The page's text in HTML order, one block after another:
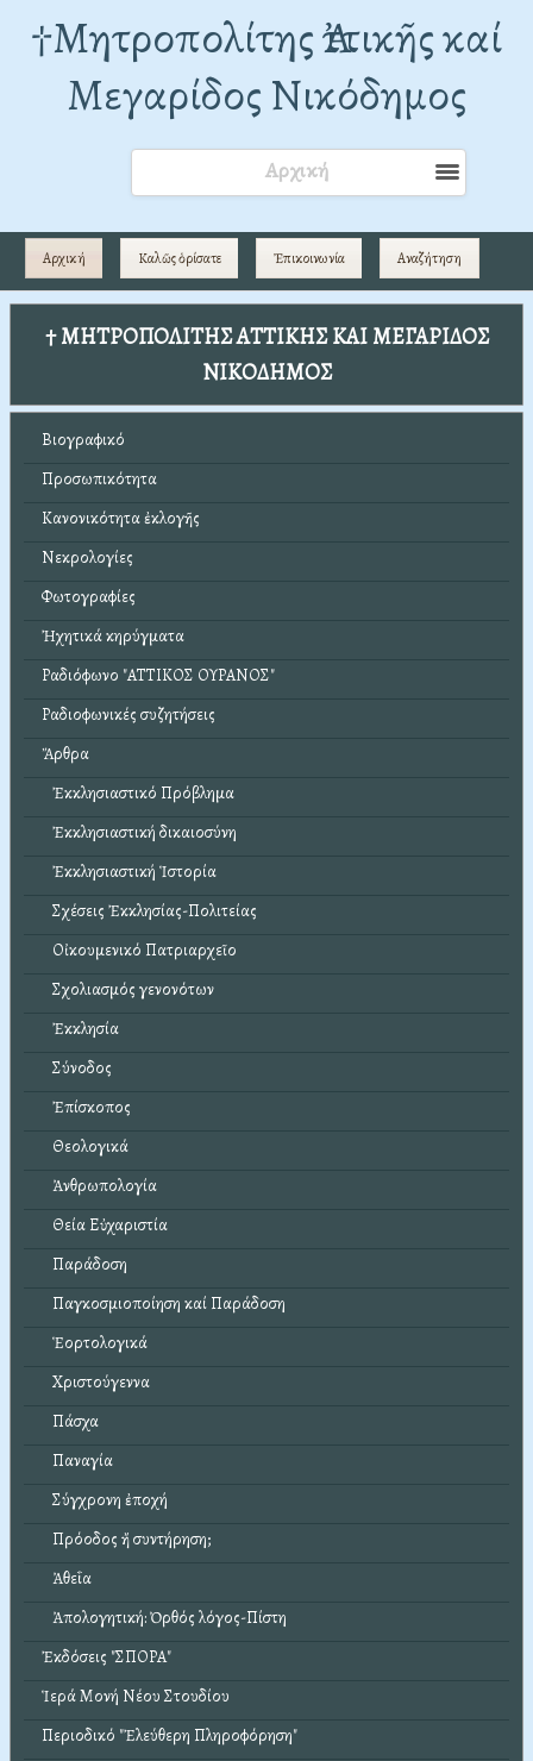
†Mητροπολίτης Ἀττικῆς καί
Μεγαρίδος Νικόδημος
Αρχική
Αρχική Καλῶς ὁρίσατε Ἐπικοινωνία Αναζήτηση
† ΜΗΤΡΟΠΟΛΙΤΗΣ ΑΤΤΙΚΗΣ ΚΑΙ ΜΕΓΑΡΙΔΟΣ
ΝΙΚΟΔΗΜΟΣ
Βιογραφικό
Προσωπικότητα
Κανονικότητα ἐκλογῆς
Νεκρολογίες
Φωτογραφίες
Ἠχητικά κηρύγματα
Ραδιόφωνο "ΑΤΤΙΚΟΣ ΟΥΡΑΝΟΣ"
Ραδιοφωνικές συζητήσεις
Ἄρθρα
Ἐκκλησιαστικό Πρόβλημα
Ἐκκλησιαστική δικαιοσύνη
Ἐκκλησιαστική Ἱστορία
Σχέσεις Ἐκκλησίας-Πολιτείας
Οἰκουμενικό Πατριαρχεῖο
Σχολιασμός γενονότων
Ἐκκλησία
Σύνοδος
Ἐπίσκοπος
Θεολογικά
Ἀνθρωπολογία
Θεία Εὐχαριστία
Παράδοση
Παγκοσμιοποίηση καί Παράδοση
Ἑορτολογικά
Χριστούγεννα
Πάσχα
Παναγία
Σύγχρονη ἐποχή
Πρόοδος ἤ συντήρηση;
Ἀθεΐα
Ἀπολογητική: Ὀρθός λόγος-Πίστη
Ἐκδόσεις "ΣΠΟΡΑ"
Ἱερά Μονή Νέου Στουδίου
Περιοδικό "Ἐλεύθερη Πληροφόρηση"